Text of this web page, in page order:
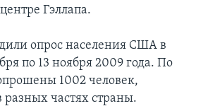
Гэллапа.
опрос населения США в
по 13 ноября 2009 года. По
1002 человек,
частях страны.